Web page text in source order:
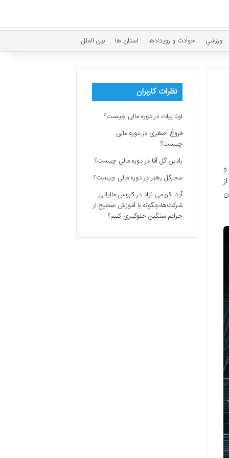
ورزشی حوادث و رویدادها استان ها بین الملل
نظرات کاربران
لونا بیات دردوره مالی چیست؟
فروغ اصغری دردوره مالی
چیست؟
رادین گل آقا دردوره مالی چیست؟
سحرگل رهبردردوره مالی چیست؟
آیدا کریمی نژاد درکابوس مالیاتی
شرکت‌ها،چگونه با آموزش صحیح از
جرایم سنگین جلوگیری کنیم؟